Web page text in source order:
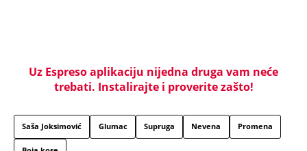
CRNOGORSKI VATERPOLISTI SPUSTILI GLAVE
skandalu na Svetskom prvenstvu u Hrvatskoj! Evo
šta se krije iza svega